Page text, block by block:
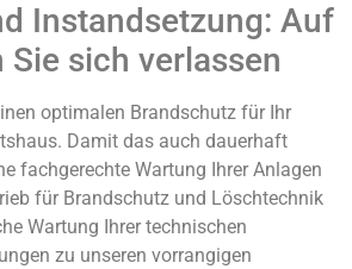
Instandsetzung: Auf
Sie sich verlassen
optimalen Brandschutz für Ihr
Damit das auch dauerhaft
fachgerechte Wartung Ihrer Anlagen
für Brandschutz und Löschtechnik
Wartung Ihrer technischen
zu unseren vorrangigen